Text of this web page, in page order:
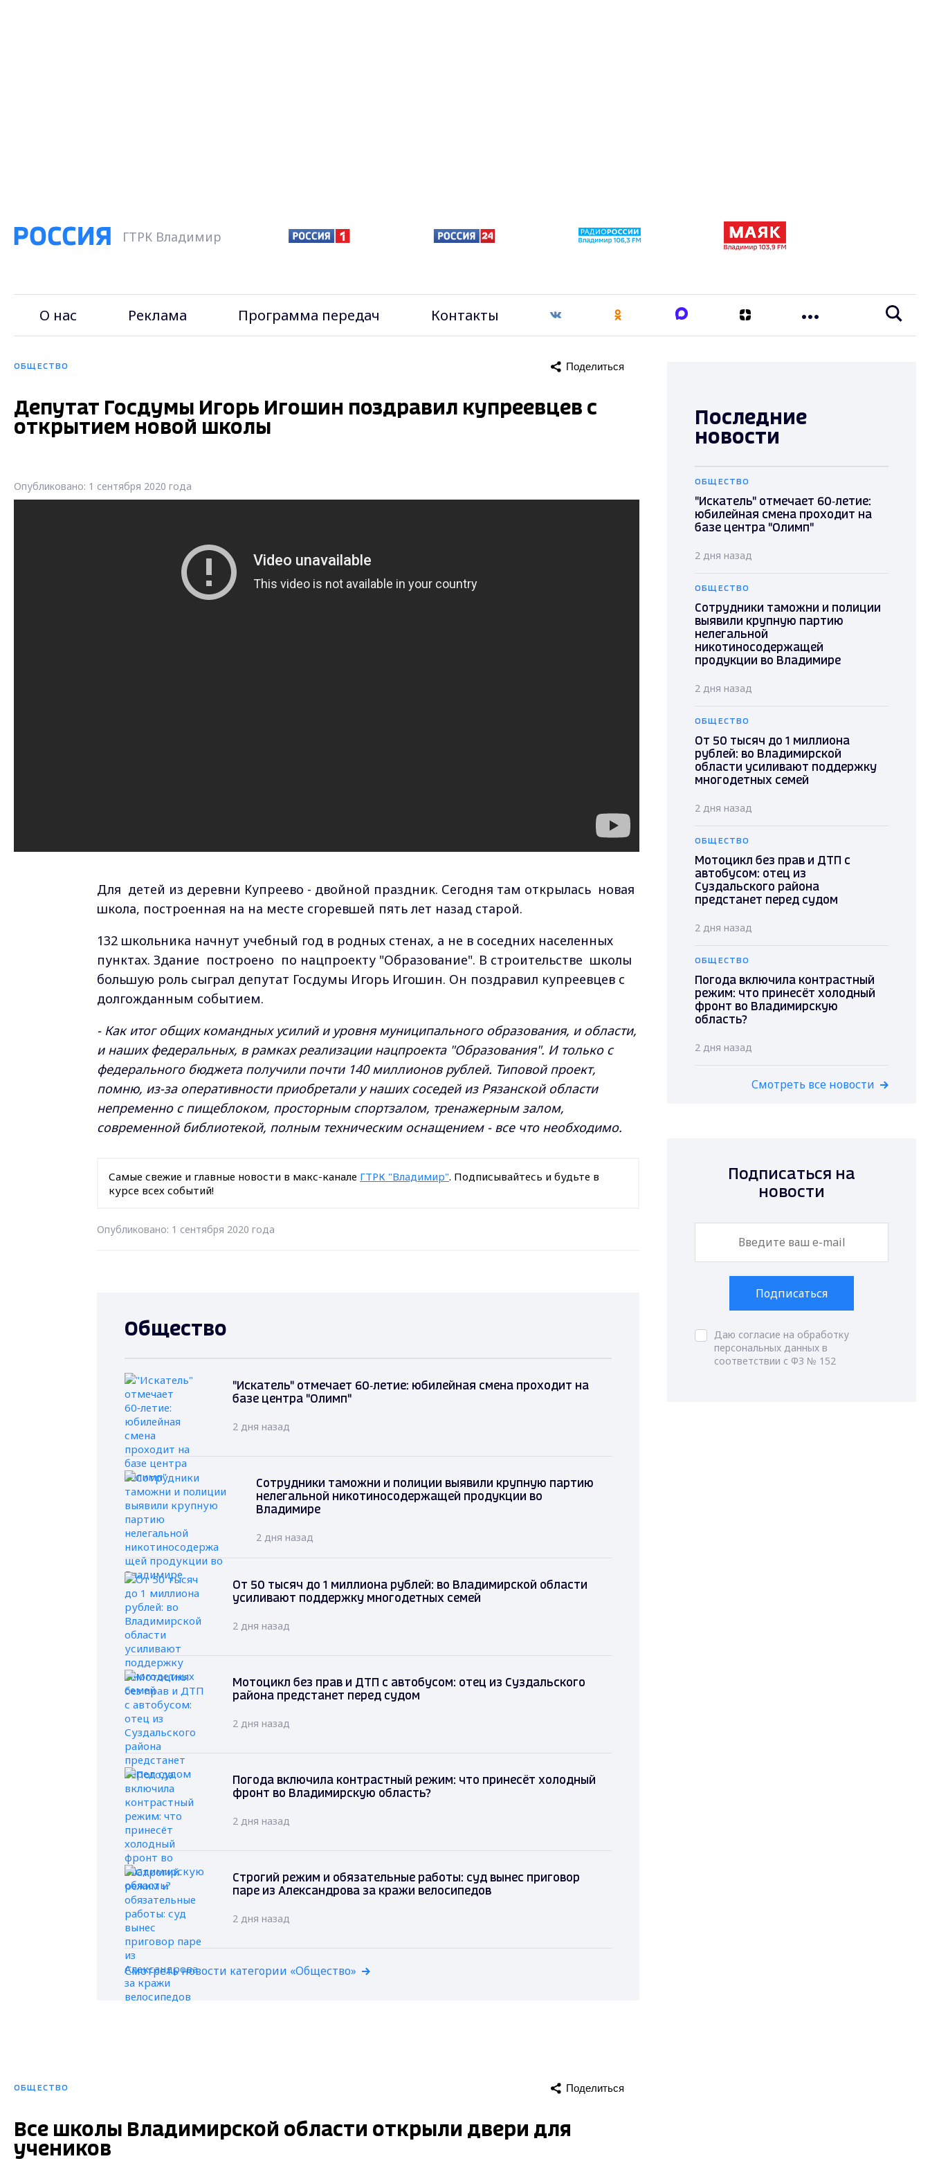
ГТРК Владимир
О нас Реклама Программа передач Контакты
ОБЩЕСТВО Поделиться
Депутат Госдумы Игорь Игошин поздравил купреевцев с
открытием новой школы
Опубликовано: 1 сентября 2020 года
Для детей из деревни Купреево - двойной праздник. Сегодня там открылась новая
школа, построенная на на месте сгоревшей пять лет назад старой.
132 школьника начнут учебный год в родных стенах, а не в соседних населенных
пунктах. Здание построено по нацпроекту "Образование". В строительстве школы
большую роль сыграл депутат Госдумы Игорь Игошин. Он поздравил купреевцев с
долгожданным событием.
- Как итог общих командных усилий и уровня муниципального образования, и области,
и наших федеральных, в рамках реализации нацпроекта "Образования". И только с
федерального бюджета получили почти 140 миллионов рублей. Типовой проект,
помню, из-за оперативности приобретали у наших соседей из Рязанской области
непременно с пищеблоком, просторным спортзалом, тренажерным залом,
современной библиотекой, полным техническим оснащением - все что необходимо.
Самые свежие и главные новости в макс-канале ГТРК "Владимир". Подписывайтесь и будьте в
курсе всех событий!
Опубликовано: 1 сентября 2020 года
Общество
"Искатель" отмечает 60‑летие: юбилейная смена проходит на
базе центра "Олимп"
2 дня назад
Сотрудники таможни и полиции выявили крупную партию
нелегальной никотиносодержащей продукции во
Владимире
2 дня назад
От 50 тысяч до 1 миллиона рублей: во Владимирской области
усиливают поддержку многодетных семей
2 дня назад
Мотоцикл без прав и ДТП с автобусом: отец из Суздальского
района предстанет перед судом
2 дня назад
Погода включила контрастный режим: что принесёт холодный
фронт во Владимирскую область?
2 дня назад
Строгий режим и обязательные работы: суд вынес приговор
паре из Александрова за кражи велосипедов
2 дня назад
Смотреть новости категории «Общество»
ОБЩЕСТВО Поделиться
Все школы Владимирской области открыли двери для
учеников
Последние
новости
ОБЩЕСТВО
"Искатель" отмечает 60‑летие:
юбилейная смена проходит на
базе центра "Олимп"
2 дня назад
ОБЩЕСТВО
Сотрудники таможни и полиции
выявили крупную партию
нелегальной
никотиносодержащей
продукции во Владимире
2 дня назад
ОБЩЕСТВО
От 50 тысяч до 1 миллиона
рублей: во Владимирской
области усиливают поддержку
многодетных семей
2 дня назад
ОБЩЕСТВО
Мотоцикл без прав и ДТП с
автобусом: отец из
Суздальского района
предстанет перед судом
2 дня назад
ОБЩЕСТВО
Погода включила контрастный
режим: что принесёт холодный
фронт во Владимирскую
область?
2 дня назад
Смотреть все новости
Подписаться на
новости
Подписаться
Даю согласие на обработку
персональных данных в
соответствии с ФЗ № 152